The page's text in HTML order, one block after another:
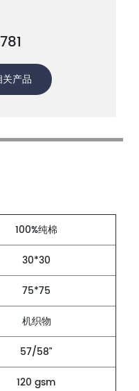
面料......
产品
100%纯棉
30*30
75*75
机织物
57/58"
120 gsm